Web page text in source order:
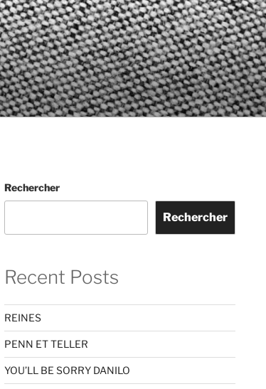
Rechercher
Rechercher
Recent Posts
REINES
PENN ET TELLER
YOU’LL BE SORRY DANILO